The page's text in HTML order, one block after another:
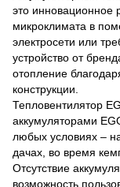
это инновационное
микроклимата в
электросети или
устройство от
отопление
конструкции.
Тепловентилятор
аккумуляторами
любых условиях –
дачах, во время
Отсутствие
возможность